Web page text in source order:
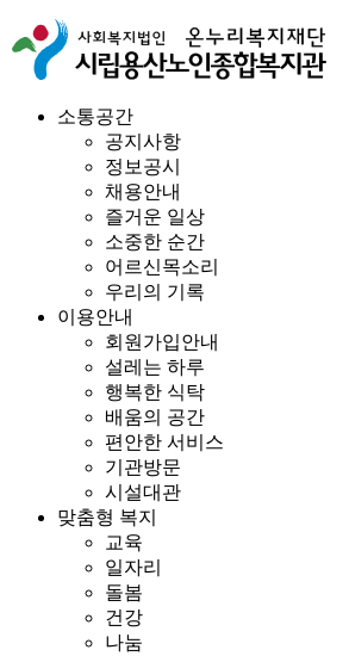
소통공간
공지사항
정보공시
채용안내
즐거운 일상
소중한 순간
어르신목소리
우리의 기록
이용안내
회원가입안내
설레는 하루
행복한 식탁
배움의 공간
편안한 서비스
기관방문
시설대관
맞춤형 복지
교육
일자리
돌봄
건강
나눔